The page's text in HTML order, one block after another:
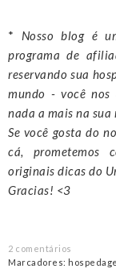
* Nosso blog é
programa de
reservando sua
mundo - você nos
nada a mais na sua
Se você gosta do
cá, prometemos
originais dicas do
Gracias! <3
2 comentários
Marcadores: